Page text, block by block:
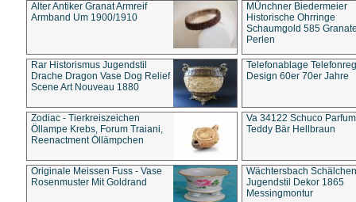
Alter Antiker Granat Armreif
Armband Um 1900/1910
MÜnchner Biedermeier
Historische Ohrringe
Schaumgold 585
Perlen
Rar Historismus Jugendstil
Drache Dragon Vase Dog Relief
Scene Art Nouveau 1880
Telefonablage
Design 60er 70er Jahre
Zodiac - Tierkreiszeichen
Öllampe Krebs, Forum Traiani,
Reenactment Öllämpchen
Va 34122 Schuco
Teddy Bär Hellbraun
Originale Meissen Fuss - Vase
Rosenmuster Mit Goldrand
Wächtersbach Schälchen
Jugendstil Dekor 1865
Messingmontur